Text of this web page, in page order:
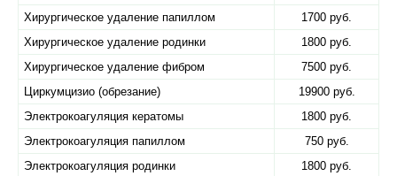
Хирургическое удаление папиллом
1700 руб.
Хирургическое удаление родинки
1800 руб.
Хирургическое удаление фибром
7500 руб.
Циркумцизио (обрезание)
19900 руб.
Электрокоагуляция кератомы
1800 руб.
Электрокоагуляция папиллом
750 руб.
Электрокоагуляция родинки
1800 руб.